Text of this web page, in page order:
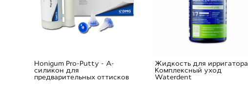
Honigum Pro-Putty - А-
силикон для
предварительных оттисков
Жидкость для ирригатора
Комплексный уход
Waterdent